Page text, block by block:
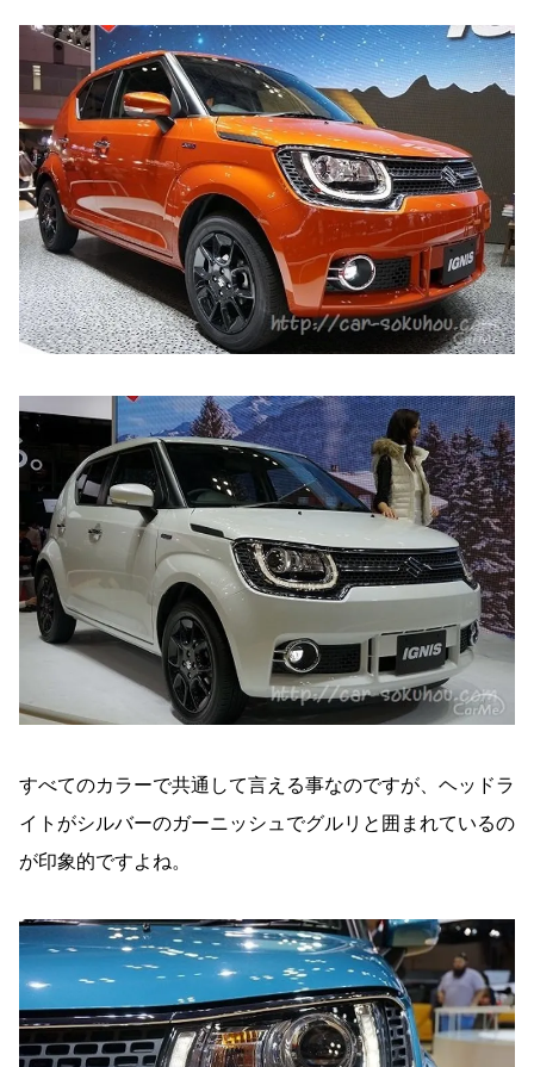
すべてのカラーで共通して言える事なのですが、ヘッドラ
イトがシルバーのガーニッシュでグルリと囲まれているの
が印象的ですよね。